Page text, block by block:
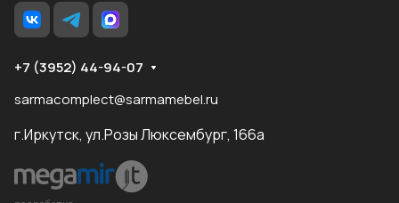
+7 (3952) 44-94-07
sarmacomplect@sarmamebel.ru
г.Иркутск, ул.Розы Люксембург, 166а